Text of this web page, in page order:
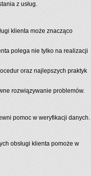
z usług.
klienta może znacząco
polega nie tylko na realizacji
oraz najlepszych praktyk
rozwiązywanie problemów.
pomoc w weryfikacji danych.
obsługi klienta pomoże w